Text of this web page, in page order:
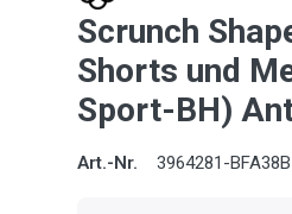
Scrunch
Shorts und
Sport-BH)
Art.-Nr. 3964281-